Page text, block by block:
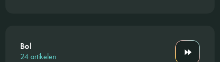
Bol
24 artikelen